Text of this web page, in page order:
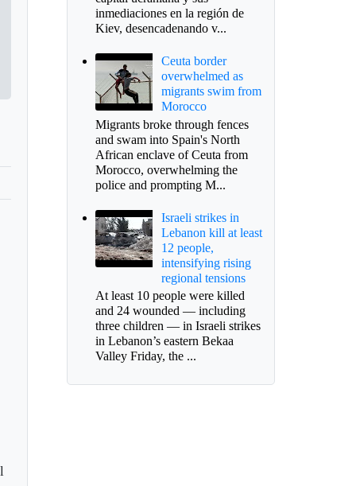
inmediaciones en la región de
Kiev, desencadenando v...
Ceuta border
overwhelmed as
migrants swim from
Morocco
Migrants broke through fences
and swam into Spain's North
African enclave of Ceuta from
Morocco, overwhelming the
police and prompting M...
Israeli strikes in
Lebanon kill at least
12 people,
intensifying rising
regional tensions
At least 10 people were killed
and 24 wounded — including
three children — in Israeli strikes
in Lebanon’s eastern Bekaa
Valley Friday, the ...